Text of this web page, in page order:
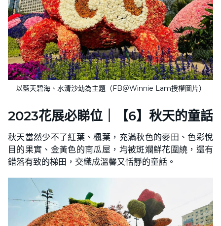
以藍天碧海、水清沙幼為主題（FB＠Winnie Lam授權圖片）
2023花展必睇位｜【6】秋天的童話
秋天當然少不了紅葉、楓葉，充滿秋色的麥田、色彩悅
目的果實、金黃色的南瓜屋，均被斑斕鮮花圍繞，還有
錯落有致的梯田，交織成溫馨又恬靜的童話。